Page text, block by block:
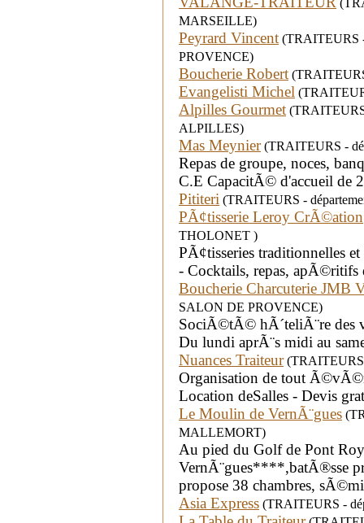
MARSEILLE)
Peyrard Vincent (TRAITEURS
PROVENCE)
Boucherie Robert
Evangelisti Michel
Alpilles Gourmet
ALPILLES)
Mas Meynier(TRAITEURS -
Repas de groupe, noces,
C.E CapacitÃ© d'accueil de
Pititeri (TRAITEURS -
PÃ¢tisserie Leroy CrÃ©ation
THOLONET )
PÃ¢tisseries traditionnelles
- Cocktails, repas, apÃ©ritifs
Boucherie Charcuterie JMB
SALON DE PROVENCE)
SociÃ©tÃ© hÃ´teliÃ¨re des
Du lundi aprÃ¨s midi au
Nuances Traiteur(TRAITEURS
Organisation de tout
Location deSalles - Devis
Le Moulin de VernÃ¨gues
MALLEMORT)
Au pied du Golf de Pont
VernÃ¨gues****,batÃ®sse
propose 38 chambres,
Asia Express (TRAITEURS -